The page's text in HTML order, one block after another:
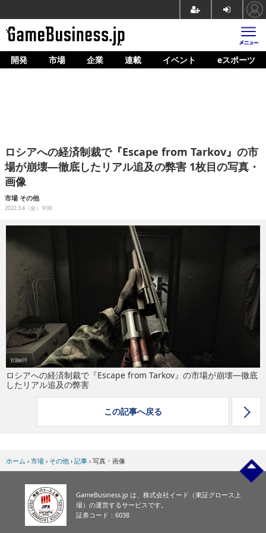
ホーム
企業動向
人材育成
産業政策
イベント/セミナー
eスポーツ
開発 市場 企業 連載 イベント eスポーツ
ロシアへの経済制裁で『Escape from Tarkov』の市
場が崩壊―徹底したリアル追及の弊害 1枚目の写真・
画像
市場 その他
2022.3.4（金） 9:00
ロシアへの経済制裁で『Escape from Tarkov』の市場が崩壊―徹底
したリアル追及の弊害
この記事へ戻る
ホーム › 市場 › その他 › 記事 › 写真・画像
GameBusiness.jp は、株式会社イード（東証グロース上
場）の運営するサービスです。
証券コード：6038